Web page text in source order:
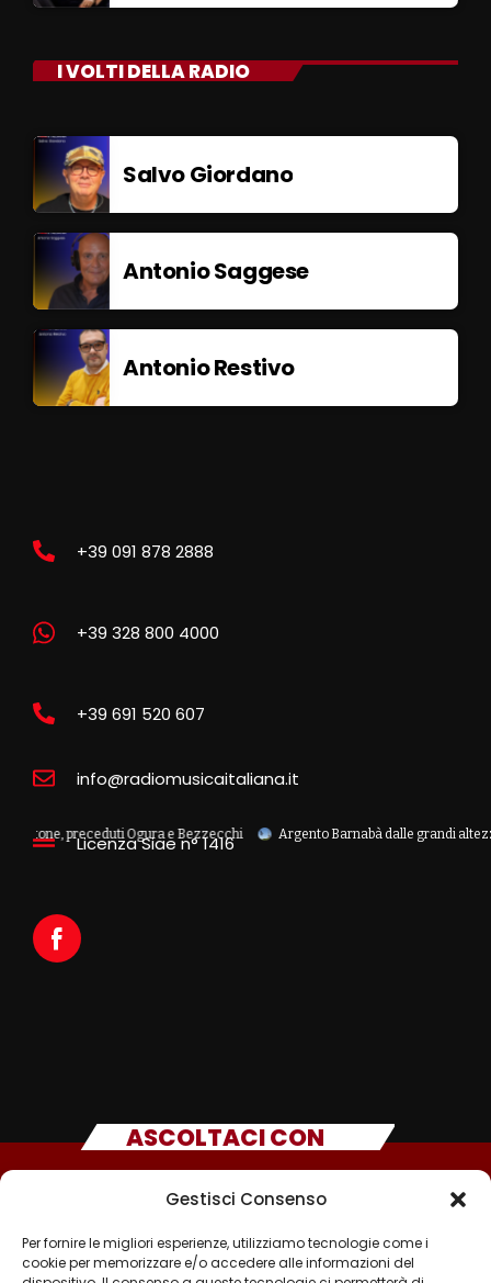
Gestisci Consenso
Per fornire le migliori esperienze, utilizziamo tecnologie come i
cookie per memorizzare e/o accedere alle informazioni del
I VOLTI DELLA RADIO
Salvo Giordano
Antonio Saggese
Antonio Restivo
preceduti Ogura e Bezzecchi Argento Barnabà dalle grandi altezze agli
+39 091 878 2888
+39 328 800 4000
+39 691 520 607
info@radiomusicaitaliana.it
Licenza Siae n° 1416
ASCOLTACI CON